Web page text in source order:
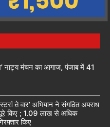
नाट्य मंचन का आगाज, पंजाब में 41
ते वार’ अभियान ने संगठित अपराध
पूरे किए ; 1.09 लाख से अधिक
किए